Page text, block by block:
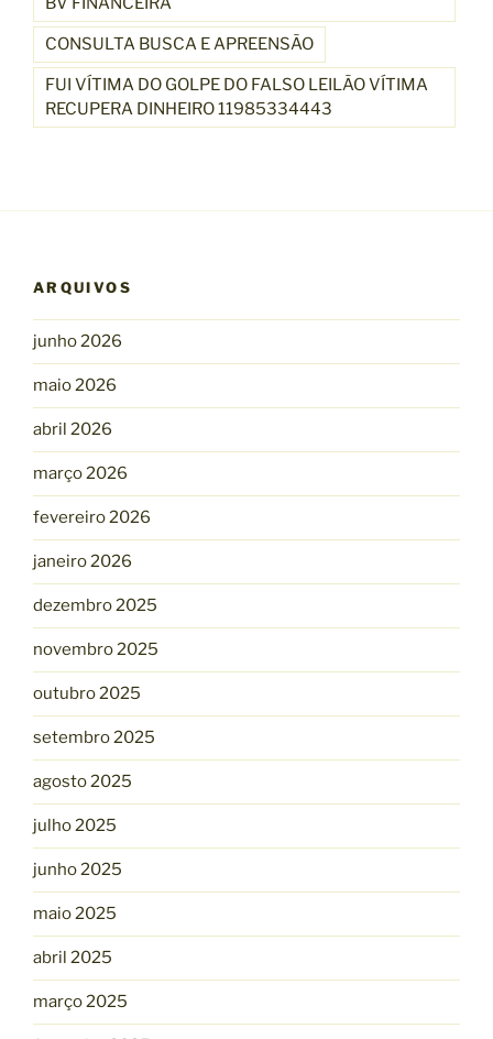
CONSULTA BUSCA E APREENSÃO
FUI VÍTIMA DO GOLPE DO FALSO LEILÃO VÍTIMA
RECUPERA DINHEIRO 11985334443
ARQUIVOS
junho 2026
maio 2026
abril 2026
março 2026
fevereiro 2026
janeiro 2026
dezembro 2025
novembro 2025
outubro 2025
setembro 2025
agosto 2025
julho 2025
junho 2025
maio 2025
abril 2025
março 2025